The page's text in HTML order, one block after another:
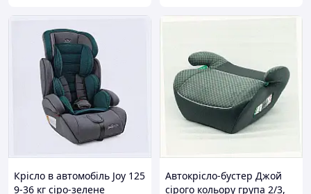
Крісло в автомобіль Joy 125
9-36 кг сіро-зелене
Автокрісло-бустер Джой
сірого кольору група 2/3,